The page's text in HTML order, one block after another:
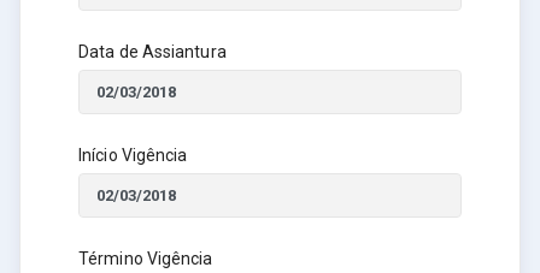
Data de Assiantura
Início Vigência
Término Vigência